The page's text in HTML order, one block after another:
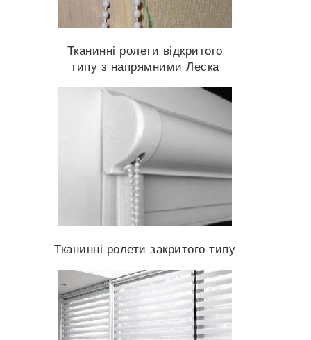
Тканинні ролети відкритого
типу з напрямними Леска
Тканинні ролети закритого типу